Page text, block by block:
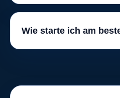
Wie starte ich am